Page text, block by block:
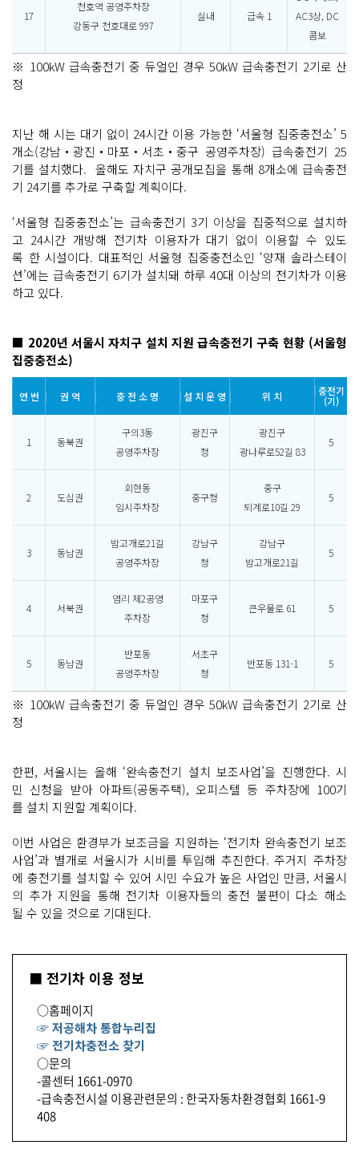
17
천호역 공영주차장
강동구 천호대로 997
실내 급속 1
AC3상, DC
콤보
※ 100kW 급속충전기 중 듀얼인 경우 50kW 급속충전기 2기로 산
정
지난 해 시는 대기 없이 24시간 이용 가능한 ‘서울형 집중충전소’ 5
개소(강남‧광진‧마포‧서초‧중구 공영주차장) 급속충전기 25
기를 설치했다. 올해도 자치구 공개모집을 통해 8개소에 급속충전
기 24기를 추가로 구축할 계획이다.
‘서울형 집중충전소’는 급속충전기 3기 이상을 집중적으로 설치하
고 24시간 개방해 전기차 이용자가 대기 없이 이용할 수 있도
록 한 시설이다. 대표적인 서울형 집중충전소인 ‘양재 솔라스테이
션’에는 급속충전기 6기가 설치돼 하루 40대 이상의 전기차가 이용
하고 있다.
■ 2020년 서울시 자치구 설치 지원 급속충전기 구축 현황 (서울형
집중충전소)
연 번 권 역 충 전 소 명 설 치 운 영 위 치 충전기
(기)
1 동북권
구의3동
공영주차장
광진구
청
광진구
광나루로52길 83
5
2 도심권
회현동
임시주차장
중구청
중구
퇴계로10길 29
5
3 동남권
밤고개로21길
공영주차장
강남구
청
강남구
밤고개로21길
5
4 서북권
염리 제2공영
주차장
마포구
청
큰우물로 61 5
5 동남권
반포동
공영주차장
서초구
청
반포동 131-1 5
※ 100kW 급속충전기 중 듀얼인 경우 50kW 급속충전기 2기로 산
정
한편, 서울시는 올해 ‘완속충전기 설치 보조사업’을 진행한다. 시
민 신청을 받아 아파트(공동주택), 오피스텔 등 주차장에 100기
를 설치 지원할 계획이다.
이번 사업은 환경부가 보조금을 지원하는 ‘전기차 완속충전기 보조
사업’과 별개로 서울시가 시비를 투입해 추진한다. 주거지 주차장
에 충전기를 설치할 수 있어 시민 수요가 높은 사업인 만큼, 서울시
의 추가 지원을 통해 전기차 이용자들의 충전 불편이 다소 해소
될 수 있을 것으로 기대된다.
■ 전기차 이용 정보
○홈페이지
☞ 저공해차 통합누리집
☞ 전기차충전소 찾기
○문의
-콜센터 1661-0970
-급속충전시설 이용관련문의 : 한국자동차환경협회 1661-9
408